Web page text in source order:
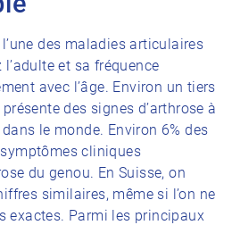
l’une des maladies articulaires
et sa fréquence
avec l’âge. Environ un tiers
des signes d’arthrose à
le monde. Environ 6% des
cliniques
du genou. En Suisse, on
similaires, même si l’on ne
exactes. Parmi les principaux